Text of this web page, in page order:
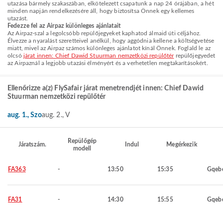
utazása bármely szakaszában, elkötelezett csapatunk a nap 24 órájában, a hét
minden napján rendelkezésére áll, hogy biztosítsa Önnek egy kellemes
utazást.
Fedezze fel az Airpaz különleges ajánlatait
Az Airpaz-szal a legolcsóbb repülőjegyeket kaphatod álmaid úti céljához.
Élvezze a nyaralást szeretteivel anélkül, hogy aggódnia kellene a költségvetése
miatt, mivel az Airpaz számos különleges ajánlatot kínál Önnek. Foglald le az
olcsó járat innen: Chief Dawid Stuurman nemzetközi repülőtérrepülőjegyedet
az Airpaznál a legjobb utazási élményért és a verhetetlen megtakarításokért.
Ellenőrizze a(z) FlySafair járat menetrendjét innen: Chief Dawid
Stuurman nemzetközi repülőtér
aug. 1., Szoaug. 2., V
Járatszám.
Repülőgép
modell
Indul Megérkezik
FA363 - 13:50 15:35
FA31 - 14:30 15:55